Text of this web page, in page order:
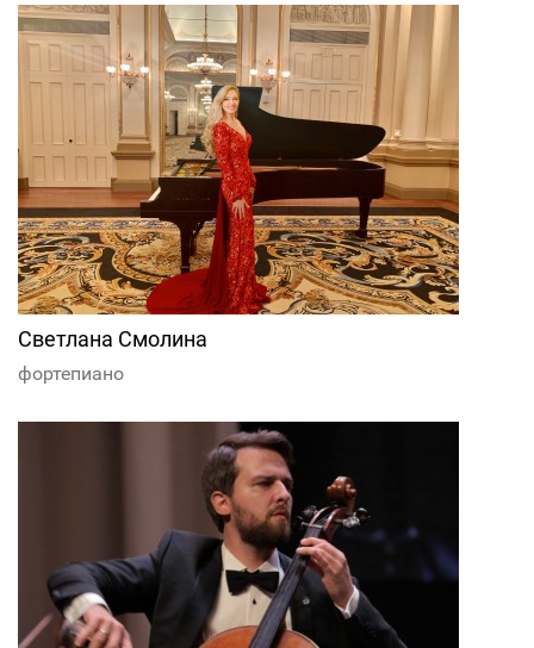
Светлана Смолина
фортепиано